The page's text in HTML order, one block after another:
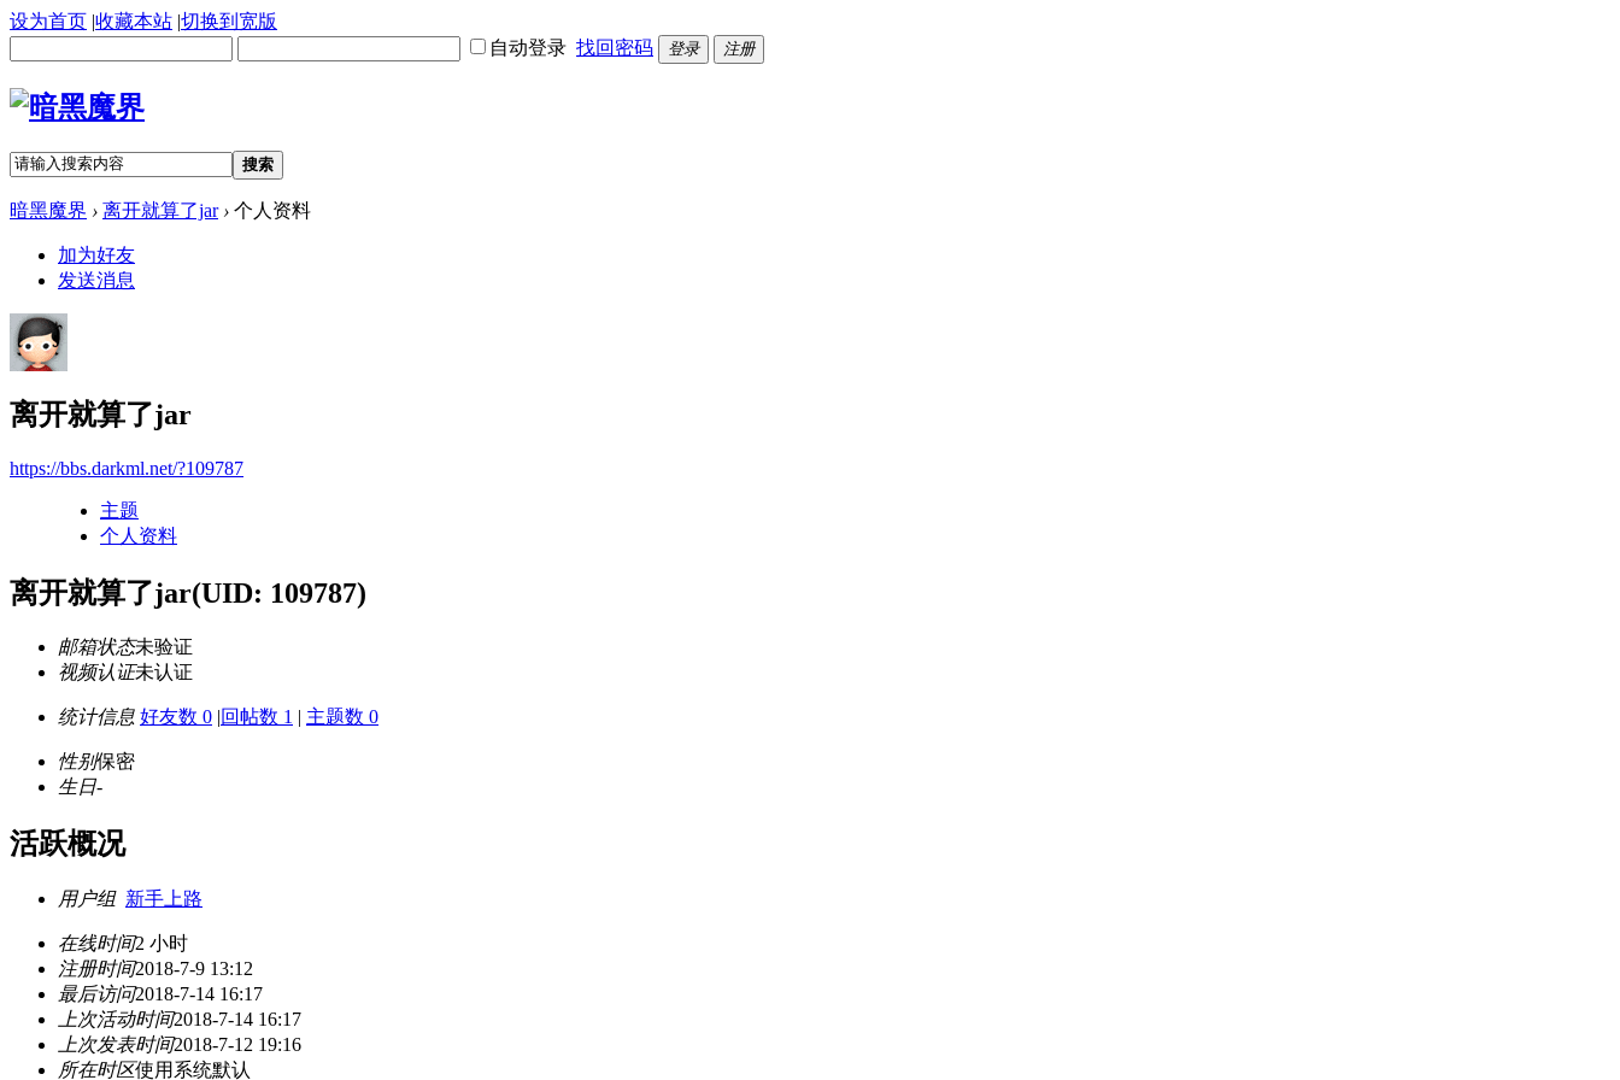
设为首页 |收藏本站 |切换到宽版
自动登录 找回密码 登录 注册
搜索
暗黑魔界 › 离开就算了jar › 个人资料
加为好友
发送消息
离开就算了jar
https://bbs.darkml.net/?109787
主题
个人资料
离开就算了jar(UID: 109787)
邮箱状态未验证
视频认证未认证
统计信息 好友数 0 |回帖数 1 | 主题数 0
性别保密
生日-
活跃概况
用户组 新手上路
在线时间2 小时
注册时间2018-7-9 13:12
最后访问2018-7-14 16:17
上次活动时间2018-7-14 16:17
上次发表时间2018-7-12 19:16
所在时区使用系统默认